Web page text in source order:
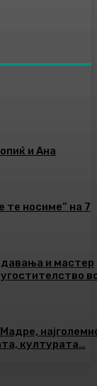
и Ана
те носиме“ на 7
и мастер
културата…